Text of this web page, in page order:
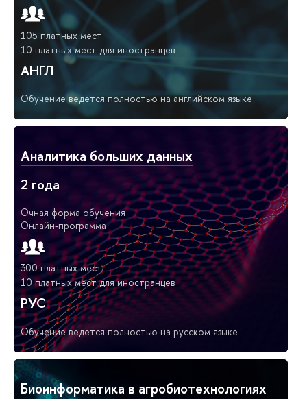
105 платных мест
10 платных мест для иностранцев
АНГЛ
Обучение ведётся полностью на английском языке
Аналитика больших данных
2 года
Очная форма обучения
Онлайн-программа
300 платных мест
10 платных мест для иностранцев
РУС
Обучение ведётся полностью на русском языке
Биоинформатика в агробиотехнологиях